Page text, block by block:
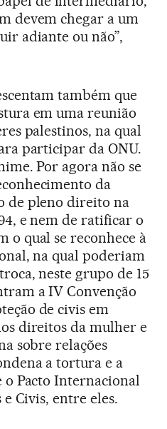
devem chegar a um
adiante ou não”,
também que
em uma reunião
palestinos, na qual
participar da ONU.
Por agora não se
da
de pleno direito na
e nem de ratificar o
o qual se reconhece à
na qual poderiam
neste grupo de 15
a IV Convenção
de civis em
direitos da mulher e
sobre relações
a tortura e a
Pacto Internacional
Civis, entre eles.